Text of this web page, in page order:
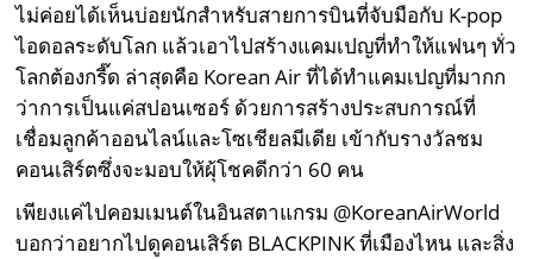
ไม่ค่อยได้เห็นบ่อยนักสำหรับสายการบินที่จับมือกับ K-pop
ไอดอลระดับโลก แล้วเอาไปสร้างแคมเปญที่ทำให้แฟนๆ ทั่ว
โลกต้องกรี๊ด ล่าสุดคือ Korean Air ที่ได้ทำแคมเปญที่มากก
ว่าการเป็นแค่สปอนเซอร์ ด้วยการสร้างประสบการณ์ที่
เชื่อมลูกค้าออนไลน์และโซเชียลมีเดีย เข้ากับรางวัลชม
คอนเสิร์ตซึ่งจะมอบให้ผุ้โชคดีกว่า 60 คน
เพียงแค่ไปคอมเมนต์ในอินสตาแกรม @KoreanAirWorld
บอกว่าอยากไปดูคอนเสิร์ต BLACKPINK ที่เมืองไหน และสิ่ง